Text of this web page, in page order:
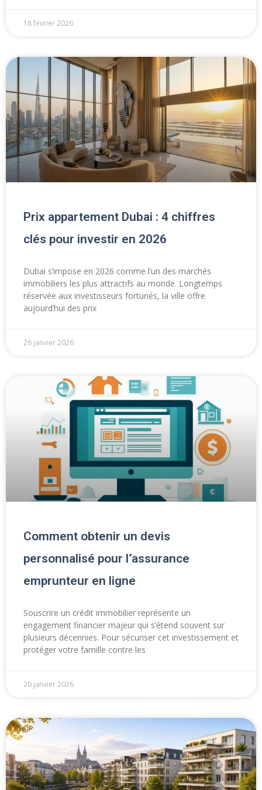
18 février 2026
Prix appartement Dubai : 4 chiffres
clés pour investir en 2026
Dubai s’impose en 2026 comme l’un des marchés
immobiliers les plus attractifs au monde. Longtemps
réservée aux investisseurs fortunés, la ville offre
aujourd’hui des prix
26 janvier 2026
Comment obtenir un devis
personnalisé pour l’assurance
emprunteur en ligne
Souscrire un crédit immobilier représente un
engagement financier majeur qui s’étend souvent sur
plusieurs décennies. Pour sécuriser cet investissement et
protéger votre famille contre les
20 janvier 2026